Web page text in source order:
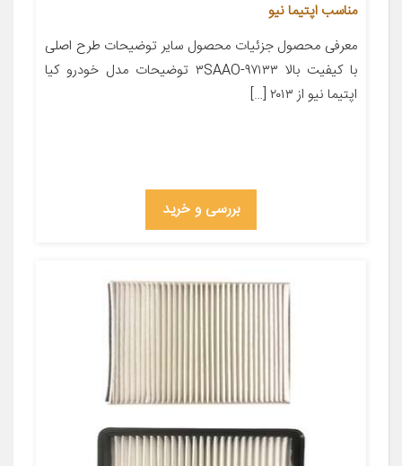
مناسب اپتیما نیو
معرفی محصول جزئیات محصول سایر توضیحات طرح اصلی
با کیفیت بالا ۹۷۱۳۳-۳SAAO توضیحات مدل خودرو کیا
اپتیما نیو از ۲۰۱۳ […]
بررسی و خرید